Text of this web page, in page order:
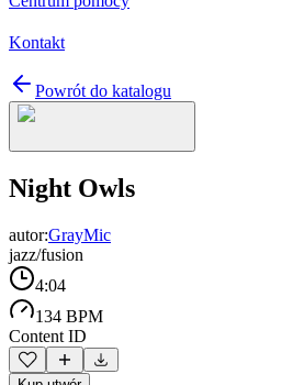
Kontakt
Powrót do katalogu
Night Owls
autor:GrayMic
jazz/fusion
4:04
134 BPM
Content ID